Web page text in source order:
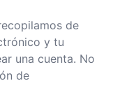
de
y tu
una cuenta. No
de